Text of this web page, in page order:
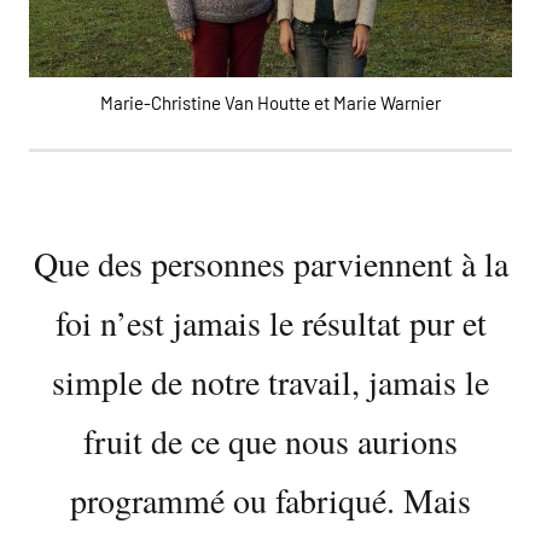
Marie-Christine Van Houtte et Marie Warnier
Que des personnes parviennent à la
foi n’est jamais le résultat pur et
simple de notre travail, jamais le
fruit de ce que nous aurions
programmé ou fabriqué. Mais